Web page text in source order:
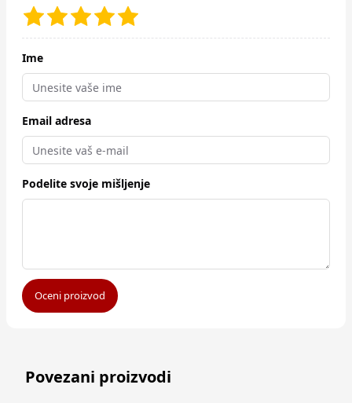
Ime
Email adresa
Podelite svoje mišljenje
Oceni proizvod
Povezani proizvodi